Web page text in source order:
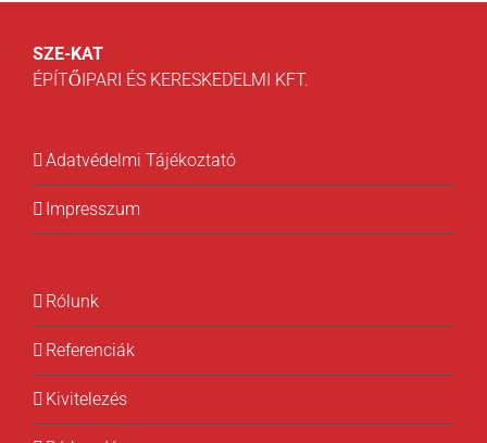
SZE-KAT
ÉPÍTŐIPARI ÉS KERESKEDELMI KFT.
Adatvédelmi Tájékoztató
Impresszum
Rólunk
Referenciák
Kivitelezés